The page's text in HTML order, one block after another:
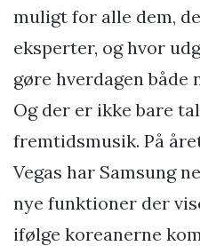
muligt for alle dem,
eksperter, og hvor
gøre hverdagen både
Og der er ikke bare
fremtidsmusik. På
Vegas har Samsung
nye funktioner der
ifølge koreanerne